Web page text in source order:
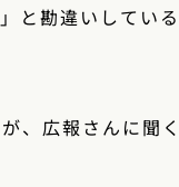
と勘違いしてい
、広報さんに聞